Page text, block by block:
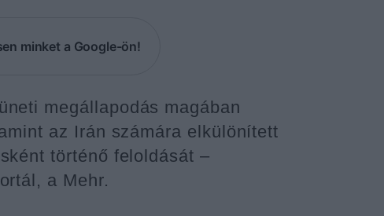
minket a Google-ön!
megállapodás magában
az Irán számára elkülönített
történő feloldását –
a Mehr.